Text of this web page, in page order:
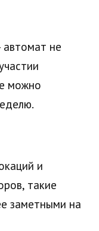
автомат не
можно
и
такие
заметными на